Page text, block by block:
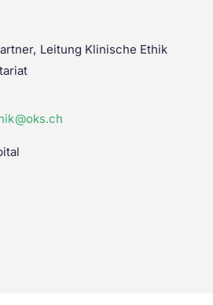
Leitung Klinische Ethik